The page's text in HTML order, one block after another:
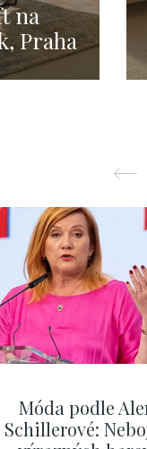
na
Praha
Móda podle
Schillerové: